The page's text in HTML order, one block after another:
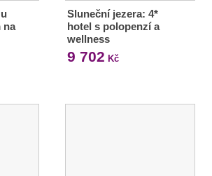
na
Sluneční jezera: 4*
hotel s polopenzí a
wellness
9 702 Kč